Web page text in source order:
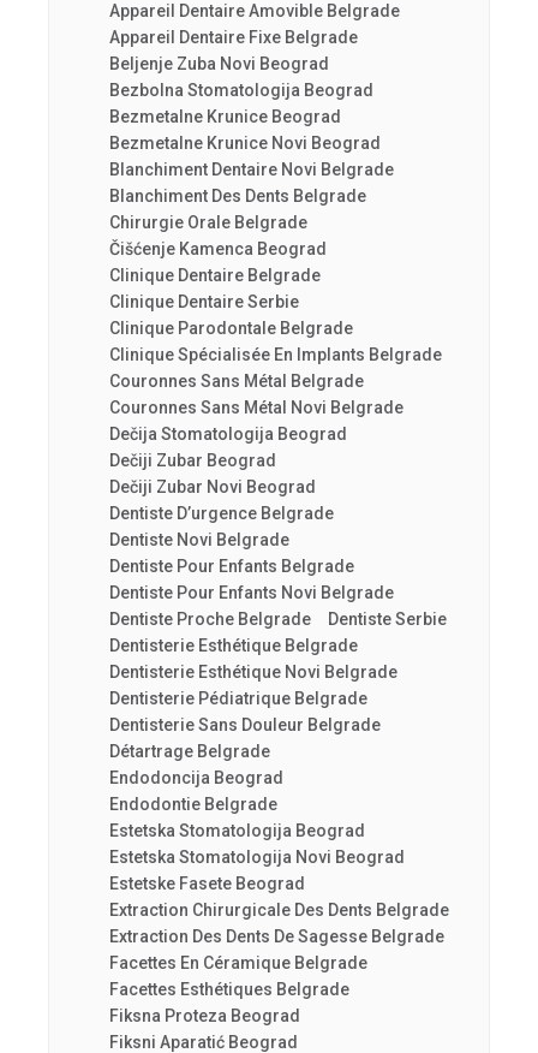
Appareil Dentaire Amovible Belgrade
Appareil Dentaire Fixe Belgrade
Beljenje Zuba Novi Beograd
Bezbolna Stomatologija Beograd
Bezmetalne Krunice Beograd
Bezmetalne Krunice Novi Beograd
Blanchiment Dentaire Novi Belgrade
Blanchiment Des Dents Belgrade
Chirurgie Orale Belgrade
Čišćenje Kamenca Beograd
Clinique Dentaire Belgrade
Clinique Dentaire Serbie
Clinique Parodontale Belgrade
Clinique Spécialisée En Implants Belgrade
Couronnes Sans Métal Belgrade
Couronnes Sans Métal Novi Belgrade
Dečija Stomatologija Beograd
Dečiji Zubar Beograd
Dečiji Zubar Novi Beograd
Dentiste D’urgence Belgrade
Dentiste Novi Belgrade
Dentiste Pour Enfants Belgrade
Dentiste Pour Enfants Novi Belgrade
Dentiste Proche Belgrade
Dentiste Serbie
Dentisterie Esthétique Belgrade
Dentisterie Esthétique Novi Belgrade
Dentisterie Pédiatrique Belgrade
Dentisterie Sans Douleur Belgrade
Détartrage Belgrade
Endodoncija Beograd
Endodontie Belgrade
Estetska Stomatologija Beograd
Estetska Stomatologija Novi Beograd
Estetske Fasete Beograd
Extraction Chirurgicale Des Dents Belgrade
Extraction Des Dents De Sagesse Belgrade
Facettes En Céramique Belgrade
Facettes Esthétiques Belgrade
Fiksna Proteza Beograd
Fiksni Aparatić Beograd